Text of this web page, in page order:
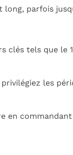
parfois
clés tels que le
les
en